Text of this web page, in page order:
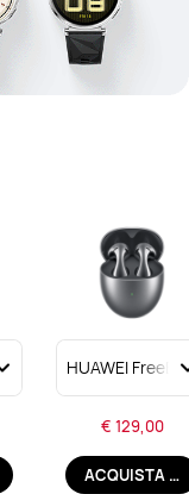
€ 129,00
ACQUISTA ORA